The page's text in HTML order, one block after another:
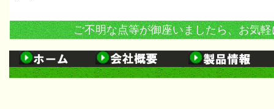
ご不明な点等が御座いましたら、お気軽